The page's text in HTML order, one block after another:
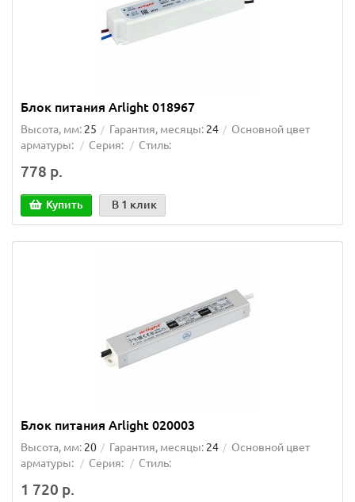
Блок питания Arlight 018967
Высота, мм: 25 Гарантия, месяцы: 24
Основной цвет
арматуры:
Серия: Стиль:
778 р.
Купить В 1 клик
Блок питания Arlight 020003
Высота, мм: 20 Гарантия, месяцы: 24
Основной цвет
арматуры:
Серия: Стиль:
1 720 р.